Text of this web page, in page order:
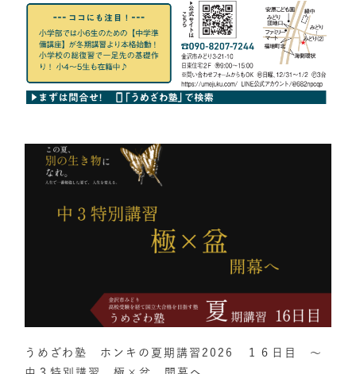
うめざわ塾 ホンキの夏期講習2026 １６日目 ～